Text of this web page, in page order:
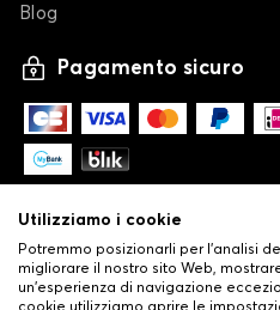
Blog
Pagamento sicuro
Utilizziamo i cookie
Potremmo posizionarli per l'analisi
migliorare il nostro sito Web,
un'esperienza di navigazione